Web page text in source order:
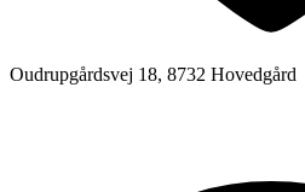
Oudrupgårdsvej 18, 8732 Hovedgård